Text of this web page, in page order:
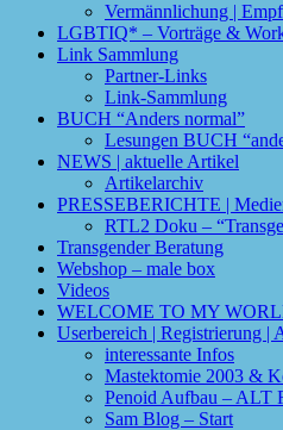
Vermännlichung |
LGBTIQ* – Vorträge &
Link Sammlung
Partner-Links
Link-Sammlung
BUCH “Anders normal”
Lesungen BUCH
NEWS | aktuelle Artikel
Artikelarchiv
PRESSEBERICHTE |
RTL2 Doku –
Transgender Beratung
Webshop – male box
Videos
WELCOME TO MY
Userbereich | Registrierung |
interessante Infos
Mastektomie 2003 &
Penoid Aufbau – ALT
Sam Blog – Start